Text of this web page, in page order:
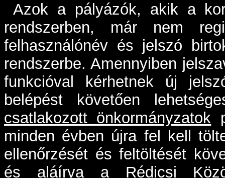
Azok a pályázók, akik a
rendszerben, már nem
felhasználónév és jelszó
rendszerbe. Amennyiben
funkcióval kérhetnek új
belépést követően
csatlakozott önkormányzatok
minden évben újra fel kell
ellenőrzését és feltöltését
és aláírvaa Rédicsi